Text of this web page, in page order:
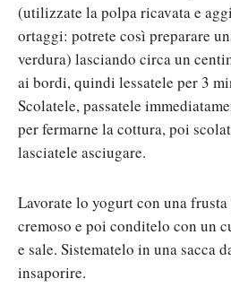
(utilizzate la polpa ricavata e
ortaggi: potrete così preparare
verdura) lasciando circa un
ai bordi, quindi lessatele per 3
Scolatele, passatele
per fermarne la cottura, poi
lasciatele asciugare.
Lavorate lo yogurt con una
cremoso e poi conditelo con un
e sale. Sistematelo in una sacca
insaporire.